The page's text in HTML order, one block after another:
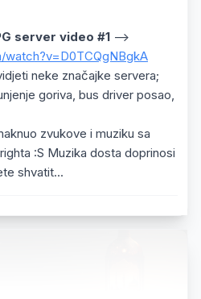
server video #1 -->
neke značajke servera;
goriva, bus driver posao,
zvukove i muziku sa
:S Muzika dosta doprinosi
shvatit...